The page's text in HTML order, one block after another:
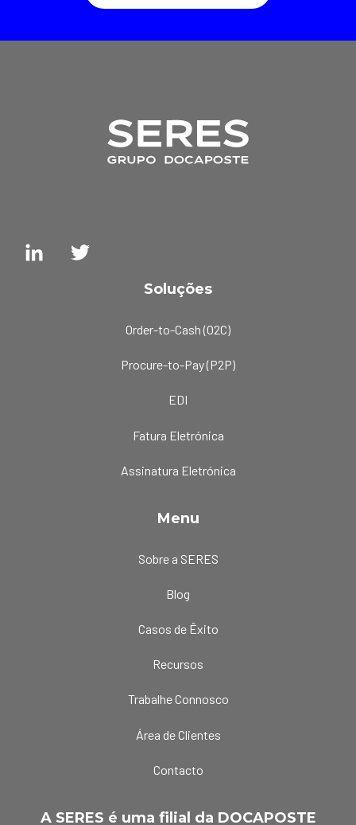
Soluções
Order-to-Cash (O2C)
Procure-to-Pay (P2P)
EDI
Fatura Eletrónica
Assinatura Eletrónica
Menu
Sobre a SERES
Blog
Casos de Êxito
Recursos
Trabalhe Connosco
Área de Clientes
Contacto
A SERES é uma filial da DOCAPOSTE